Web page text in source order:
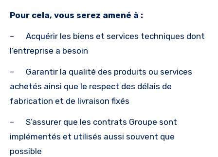
Pour cela, vous serez amené à :
– Acquérir les biens et services techniques dont
l’entreprise a besoin
– Garantir la qualité des produits ou services
achetés ainsi que le respect des délais de
fabrication et de livraison fixés
– S’assurer que les contrats Groupe sont
implémentés et utilisés aussi souvent que
possible